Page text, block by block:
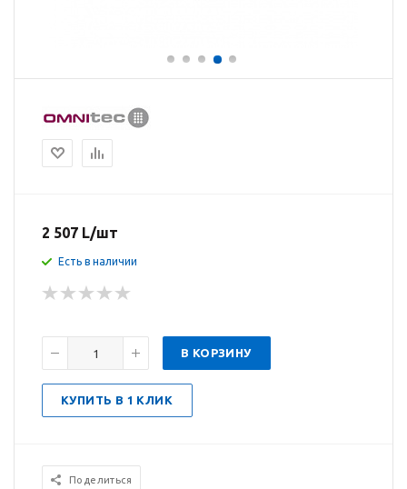
2 507 L/шт
Есть в наличии
В КОРЗИНУ
КУПИТЬ В 1 КЛИК
Поделиться